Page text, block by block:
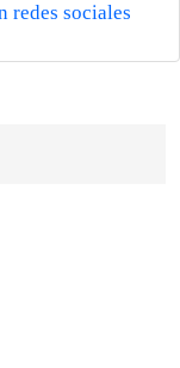
redes sociales